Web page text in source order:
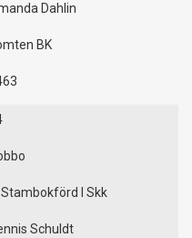
Dahlin
BK
Stambokförd I Skk
Schuldt